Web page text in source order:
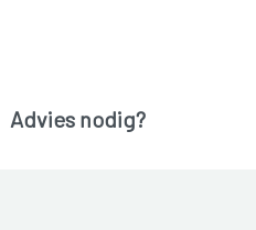
Advies nodig?